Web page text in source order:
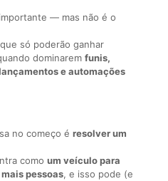
— mas não é o
só poderão ganhar
dominarem funis,
e automações
no começo é resolver um
como um veículo para
pessoas, e isso pode (e